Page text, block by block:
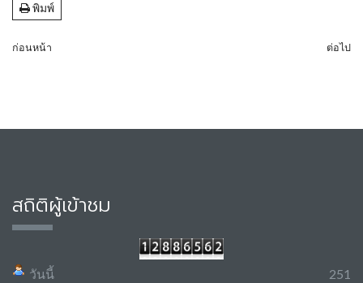
พิมพ์
ก่อนหน้า ต่อไป
สถิติผู้เข้าชม
วันนี้
251